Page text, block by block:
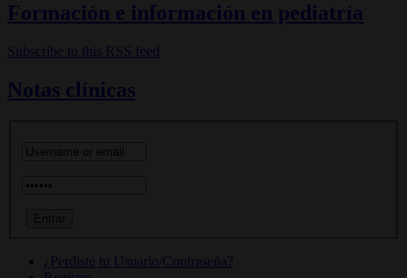
Formación e información en pediatría
Subscribe to this RSS feed
Notas clínicas
¿Perdiste tu Usuario/Contraseña?